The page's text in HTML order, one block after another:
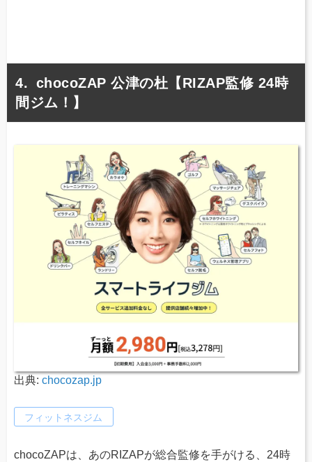
chocoZAP 公津の杜【RIZAP監修 24時
間ジム！】
出典: chocozap.jp
フィットネスジム
chocoZAPは、あのRIZAPが総合監修を手がける、24時